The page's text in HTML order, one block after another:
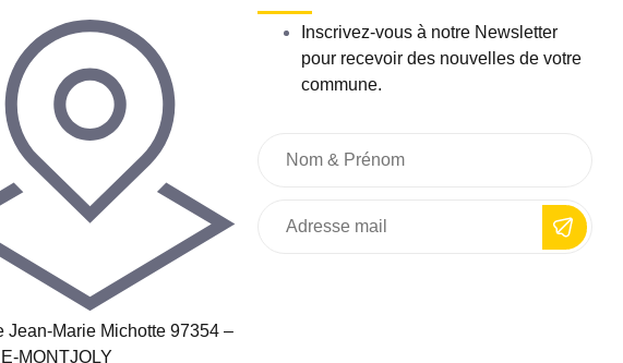
Jean-Marie Michotte 97354 –
MONTJOLY
Inscrivez-vous à notre Newsletter
pour recevoir des nouvelles de votre
commune.